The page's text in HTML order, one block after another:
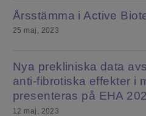
Årsstämma i Active
25 maj, 2023
Nya prekliniska data
anti-fibrotiska effekter i
presenteras på EHA
12 maj, 2023